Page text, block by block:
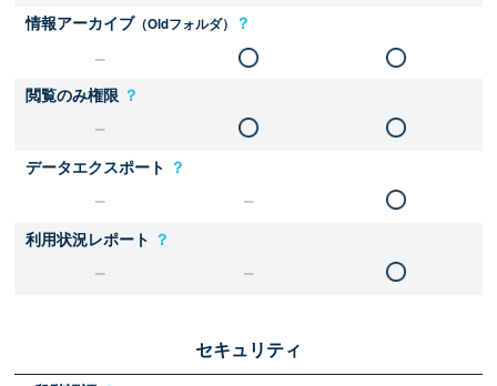
情報アーカイブ（Oldフォルダ） ？
閲覧のみ権限 ？
データエクスポート ？
利用状況レポート ？
セキュリティ